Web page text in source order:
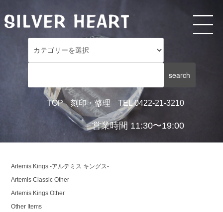
TOP 刻印・修理 TEL 0422-21-3210
営業時間 11:30〜19:00
Artemis Kings -アルテミス キングス-
Artemis Classic Other
Artemis Kings Other
Other Items